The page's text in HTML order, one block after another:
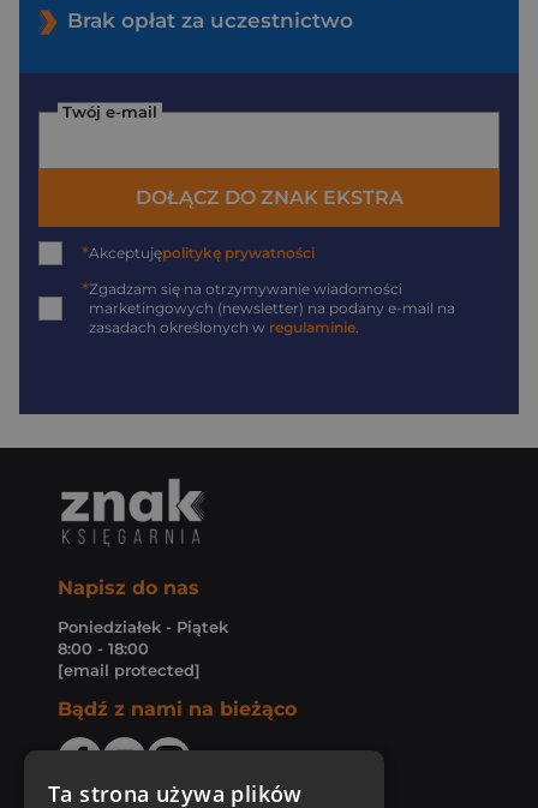
Brak opłat za uczestnictwo
Twój e-mail
DOŁĄCZ DO ZNAK EKSTRA
*Akceptujępolitykę prywatności
*Zgadzam się na otrzymywanie wiadomości
marketingowych (newsletter) na podany e-mail na
zasadach określonych w regulaminie.
Napisz do nas
Poniedziałek - Piątek
8:00 - 18:00
[email protected]
Bądź z nami na bieżąco
Ta strona używa plików